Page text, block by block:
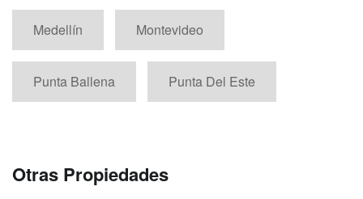
Medellín Montevideo
Punta Ballena Punta Del Este
Otras Propiedades